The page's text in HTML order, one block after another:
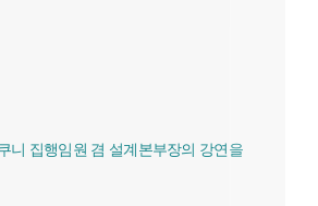
니 집행임원 겸 설계본부장의 강연을